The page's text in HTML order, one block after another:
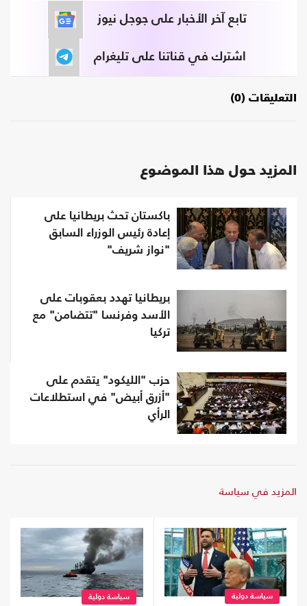
تابع آخر الأخبار على جوجل نيوز
اشترك في قناتنا على تليغرام
التعليقات (0)
المزيد حول هذا الموضوع
باكستان تحث بريطانيا على
إعادة رئيس الوزراء السابق
"نواز شريف"
بريطانيا تهدد بعقوبات على
الأسد وفرنسا "تتضامن" مع
تركيا
حزب "الليكود" يتقدم على
"أزرق أبيض" في استطلاعات
الرأي
المزيد في سياسة
سياسة دولية سياسة دولية